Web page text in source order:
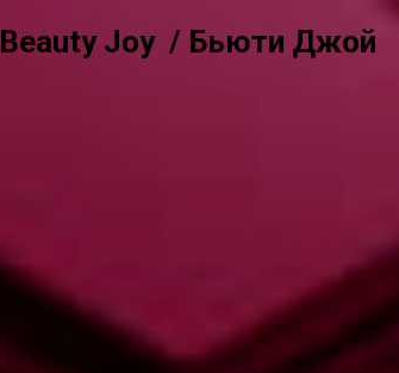
Beauty Joy / Бьюти Джой